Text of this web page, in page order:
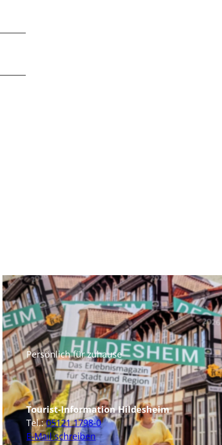
Persönlich für zuhause
Tourist-Information Hildesheim
Tel.:05121 1798-0
E-Mail schreiben